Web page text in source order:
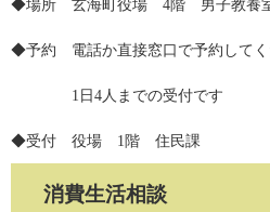
◆場所 玄海町役場 4階 男子教養
◆予約 電話か直接窓口で予約してく
1日4人までの受付です
◆受付 役場 1階 住民課
消費生活相談